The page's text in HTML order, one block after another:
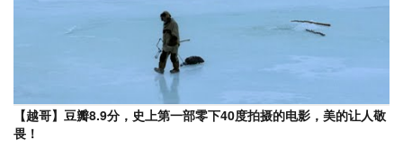
【越哥】豆瓣8.9分，史上第一部零下40度拍摄的电影，美的让人敬
畏！